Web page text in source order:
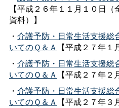
【平成２６年１１月１０日
資料）】
・ 介護予防・日常生活支援総
いてのＱ＆Ａ 【平成２７年１
・ 介護予防・日常生活支援総
いてのＱ＆Ａ 【平成２７年２
・ 介護予防・日常生活支援総
いてのＱ＆Ａ 【平成２７年３